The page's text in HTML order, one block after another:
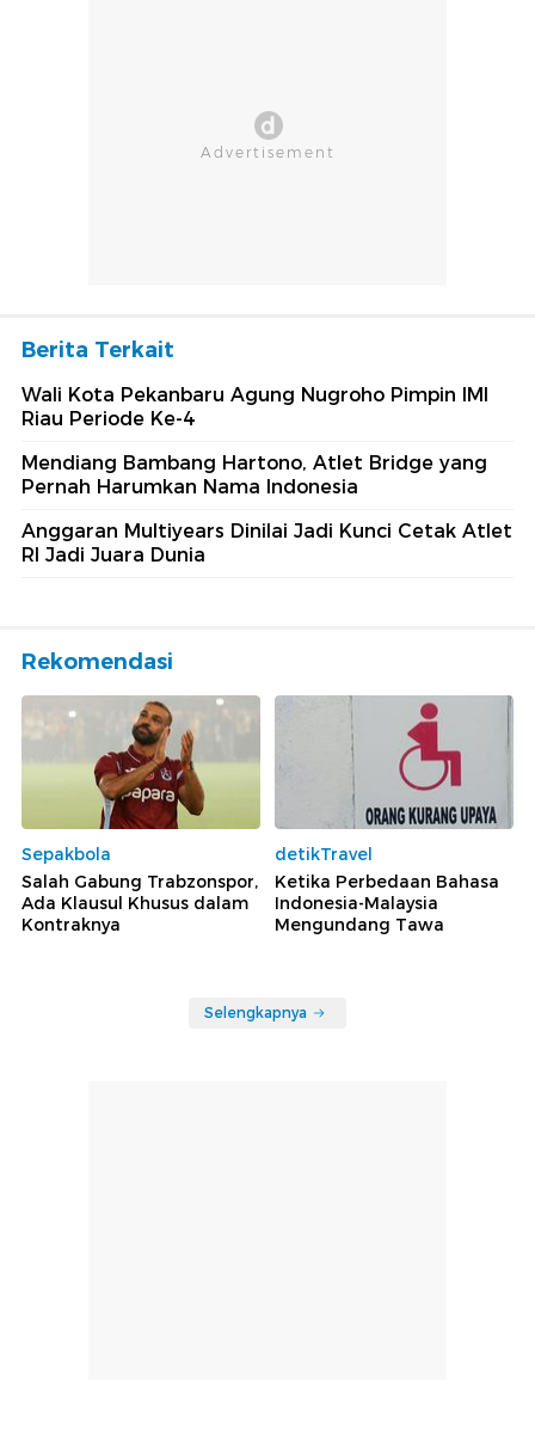
Berita Terkait
Wali Kota Pekanbaru Agung Nugroho Pimpin IMI
Riau Periode Ke-4
Mendiang Bambang Hartono, Atlet Bridge yang
Pernah Harumkan Nama Indonesia
Anggaran Multiyears Dinilai Jadi Kunci Cetak Atlet
RI Jadi Juara Dunia
Rekomendasi
Sepakbola
Salah Gabung Trabzonspor,
Ada Klausul Khusus dalam
Kontraknya
detikTravel
Ketika Perbedaan Bahasa
Indonesia-Malaysia
Mengundang Tawa
Selengkapnya